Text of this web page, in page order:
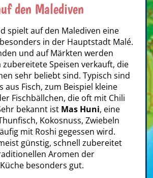
den Malediven
spielt auf den Malediven eine
in der Hauptstadt Malé.
und auf Märkten werden
zubereitete Speisen verkauft, die
sehr beliebt sind. Typisch sind
aus Fisch, zum Beispiel kleine
Fischbällchen, die oft mit Chili
bekannt ist Mas Huni, eine
Kokosnuss, Zwiebeln
mit Roshi gegessen wird.
günstig, schnell zubereitet
Aromen der
besonders gut.